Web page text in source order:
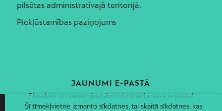
pilsētas administratīvajā teritorijā.
Piekļūstamības paziņojums
JAUNUMI E-PASTĀ
Piesakies un saņem jaunāko informāciju savā e-pastā!
Šī tīmekļvietne izmanto sīkdatnes, tai skaitā sīkdatnes, kas